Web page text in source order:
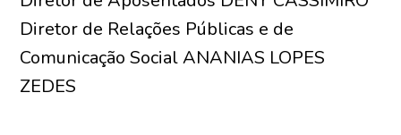
Diretor de Relações Públicas e de
Comunicação Social ANANIAS LOPES
ZEDES